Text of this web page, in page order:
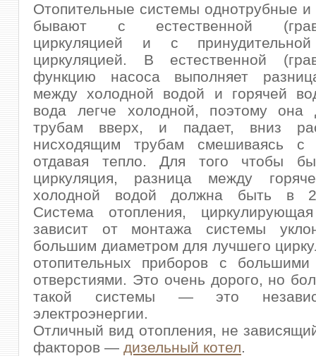
Отопительные системы однотрубные и
бывают с естественной
циркуляцией и с
циркуляцией. В естественной
функцию насоса выполняет
между холодной водой и горячей
вода легче холодной, поэтому она
трубам вверх, и падает, вниз
нисходящим трубам смешиваясь с
отдавая тепло. Для того чтобы
циркуляция, разница между
холодной водой должна быть в
Система отопления,
зависит от монтажа системы
большим диаметром для лучшего
отопительных приборов с
отверстиями. Это очень дорого, но
такой системы — это
электроэнергии.
Отличный вид отопления, не
факторов — дизельный котел.